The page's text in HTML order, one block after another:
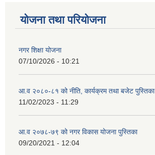
योजना तथा परियोजना
नगर शिक्षा योजना
07/10/2026 - 10:21
आ.व २०८०-८१ को नीति, कार्यक्रम तथा बजेट पुस्तिका
11/02/2023 - 11:29
आ.व २०७८-७९ को नगर विकास योजना पुस्तिका
09/20/2021 - 12:04